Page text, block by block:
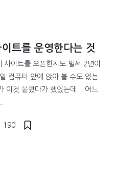
트를 운영한다는 것
사이트를 오픈한지도 벌써 2년이
컴퓨터 앞에 앉아 볼 수도 없는
이것 붙였다가 했었는데... 어느
190